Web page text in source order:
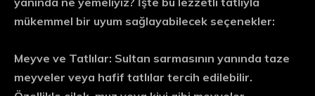
mükemmel bir uyum sağlayabilecek seçenekler:
Meyve ve Tatlılar: Sultan sarmasının yanında taze
meyveler veya hafif tatlılar tercih edilebilir.